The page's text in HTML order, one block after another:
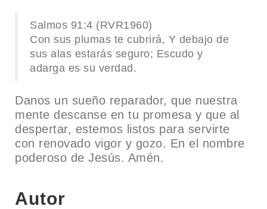
Salmos 91:4 (RVR1960)
Con sus plumas te cubrirá, Y debajo de
sus alas estarás seguro; Escudo y
adarga es su verdad.
Danos un sueño reparador, que nuestra
mente descanse en tu promesa y que al
despertar, estemos listos para servirte
con renovado vigor y gozo. En el nombre
poderoso de Jesús. Amén.
Autor